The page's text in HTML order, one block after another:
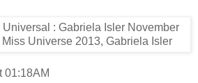
01:18AM